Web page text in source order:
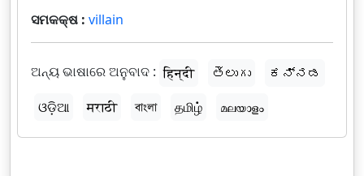
ସମକକ୍ଷ : villain
ଅନ୍ୟ ଭାଷାରେ ଅନୁବାଦ : हिन्दी తెలుగు
ಕನ್ನಡ
ଓଡ଼ିଆ
मराठी বাংলা தமிழ் മലയാളം